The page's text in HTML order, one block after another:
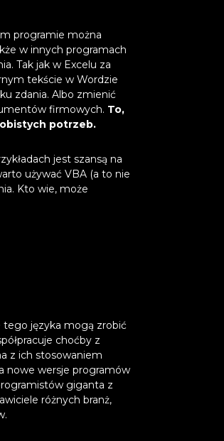
programie można
w innych programach
Tak jak w Excelu za
tekście w Wordzie
zdania. Albo zmienić
firmowych. To,
potrzeb.
jest szansą na
używać VBA (a to nie
Kto wie, może
tego języka mogą zrobić
choćby z
z ich stosowaniem
nowe wersje programów
giganta z
różnych branż,